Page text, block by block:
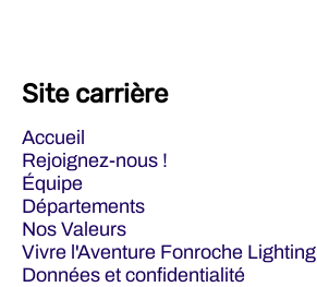
Site carrière
Accueil
Rejoignez-nous !
Équipe
Départements
Nos Valeurs
Vivre l'Aventure Fonroche Lighting
Données et confidentialité